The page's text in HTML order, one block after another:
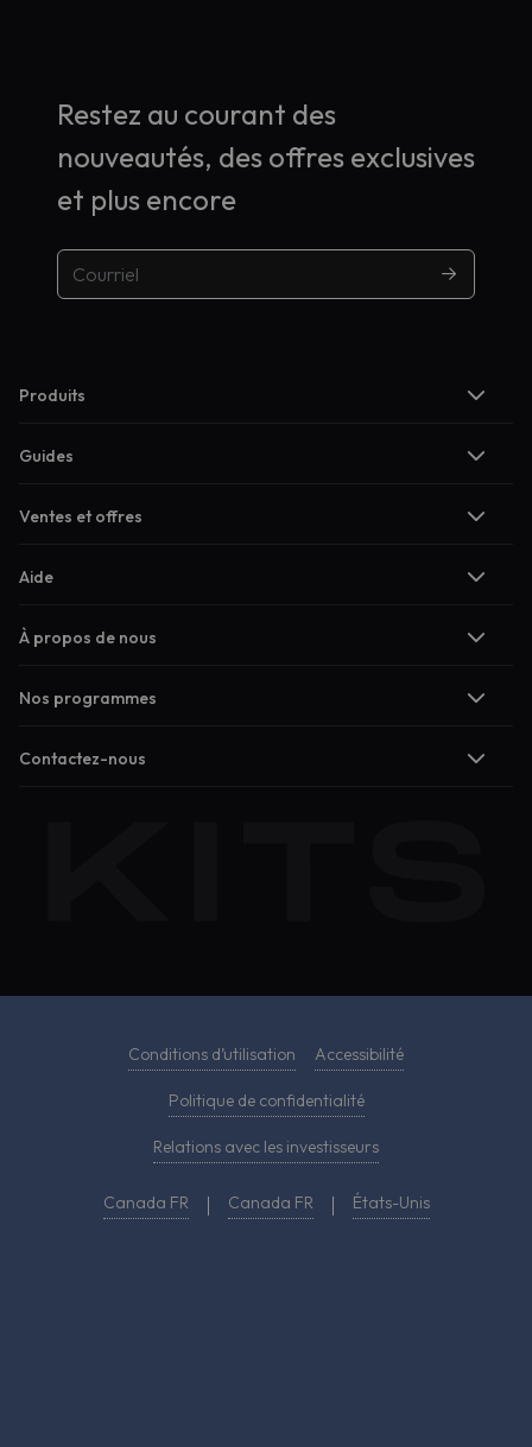
Restez au courant des
nouveautés, des offres exclusives
et plus encore
Produits
Guides
Ventes et offres
Aide
À propos de nous
Nos programmes
Contactez-nous
Conditions d’utilisation Accessibilité
Politique de confidentialité
Relations avec les investisseurs
Canada FR Canada FR États-Unis